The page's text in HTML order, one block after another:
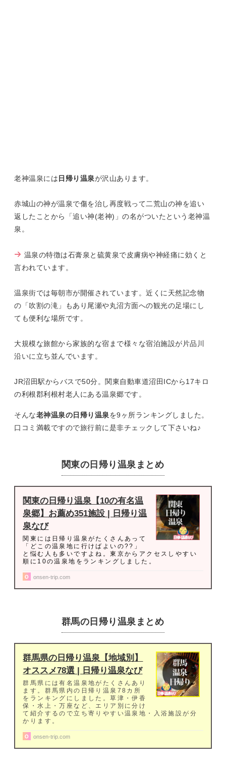
老神温泉には 日帰り温泉が沢山あります。
赤城山の神が温泉で傷を治し再度戦って二荒山の神を追い
返したことから「追い神(老神)」の名がついたという老神温
泉。
温泉の特徴は石膏泉と硫黄泉で皮膚病や神経痛に効くと
言われています。
温泉街では毎朝市が開催されています。近くに天然記念物
の「吹割の滝」もあり尾瀬や丸沼方面への観光の足場にし
ても便利な場所です。
大規模な旅館から家族的な宿まで様々な宿泊施設が片品川
沿いに立ち並んでいます。
JR沼田駅からバスで50分。関東自動車道沼田ICから17キロ
の利根郡利根村老人にある温泉郷です。
そんな老神温泉の日帰り温泉を9ヶ所ランキングしました。
口コミ満載ですので旅行前に是非チェックして下さいね♪
関東の日帰り温泉まとめ
関東の日帰り温泉【10の有名温
泉郷】お薦め351施設 | 日帰り温
泉なび
関東には日帰り温泉がたくさんあって
「どこの温泉地に行けばよいの??」
と悩む人も多いですよね。東京からアクセスしやすい
順に10の温泉地をランキングしました。
onsen-trip.com
群馬の日帰り温泉まとめ
群馬県の日帰り温泉【地域別】
オススメ78選 | 日帰り温泉なび
群馬県には有名温泉地がたくさんあり
ます。群馬県内の日帰り温泉78カ所
をランキングにしました。草津・伊香
保・水上・万座など、エリア別に分け
て紹介するので立ち寄りやすい温泉地・入浴施設が分
かります。
onsen-trip.com